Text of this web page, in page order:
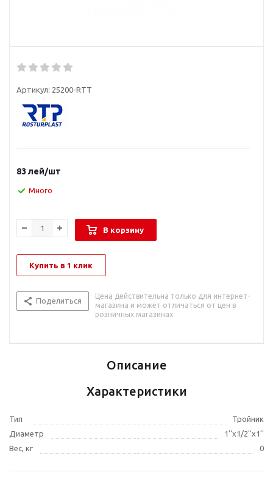
Артикул: 25200-RTT
83 лей/шт
Много
В корзину
Купить в 1 клик
Поделиться
Цена действительна только для интернет-
магазина и может отличаться от цен в
розничных магазинах
Описание
Характеристики
Тип
Тройник
Диаметр
1''x1/2''x1''
Вес, кг
0